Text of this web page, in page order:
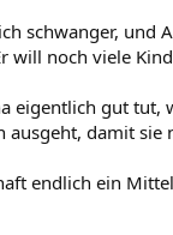
schwanger, und
noch viele
eigentlich gut tut,
damit sie
endlich ein